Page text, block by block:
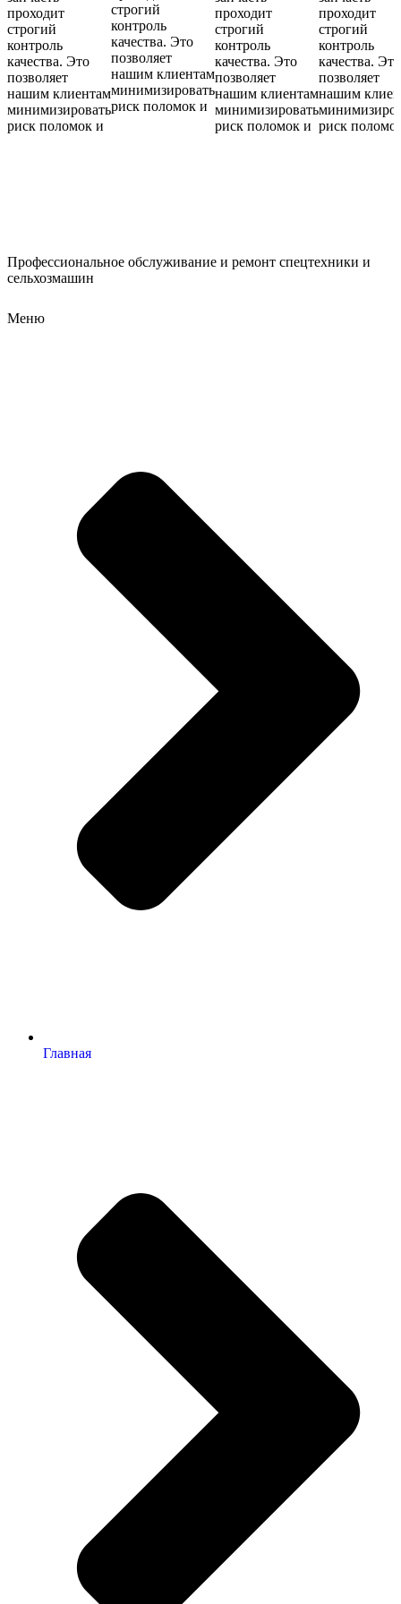
проходит
строгий
контроль
качества. Это
позволяет
нашим клиентам
минимизировать
риск поломок и
строгий
контроль
качества. Это
позволяет
нашим клиентам
минимизировать
риск поломок и
проходит
строгий
контроль
качества. Это
позволяет
нашим клиентам
минимизировать
риск поломок и
проходит
строгий
контроль
качества. Это
позволяет
нашим
риск
Профессиональное обслуживание и ремонт спецтехники и
сельхозмашин
Меню
Главная